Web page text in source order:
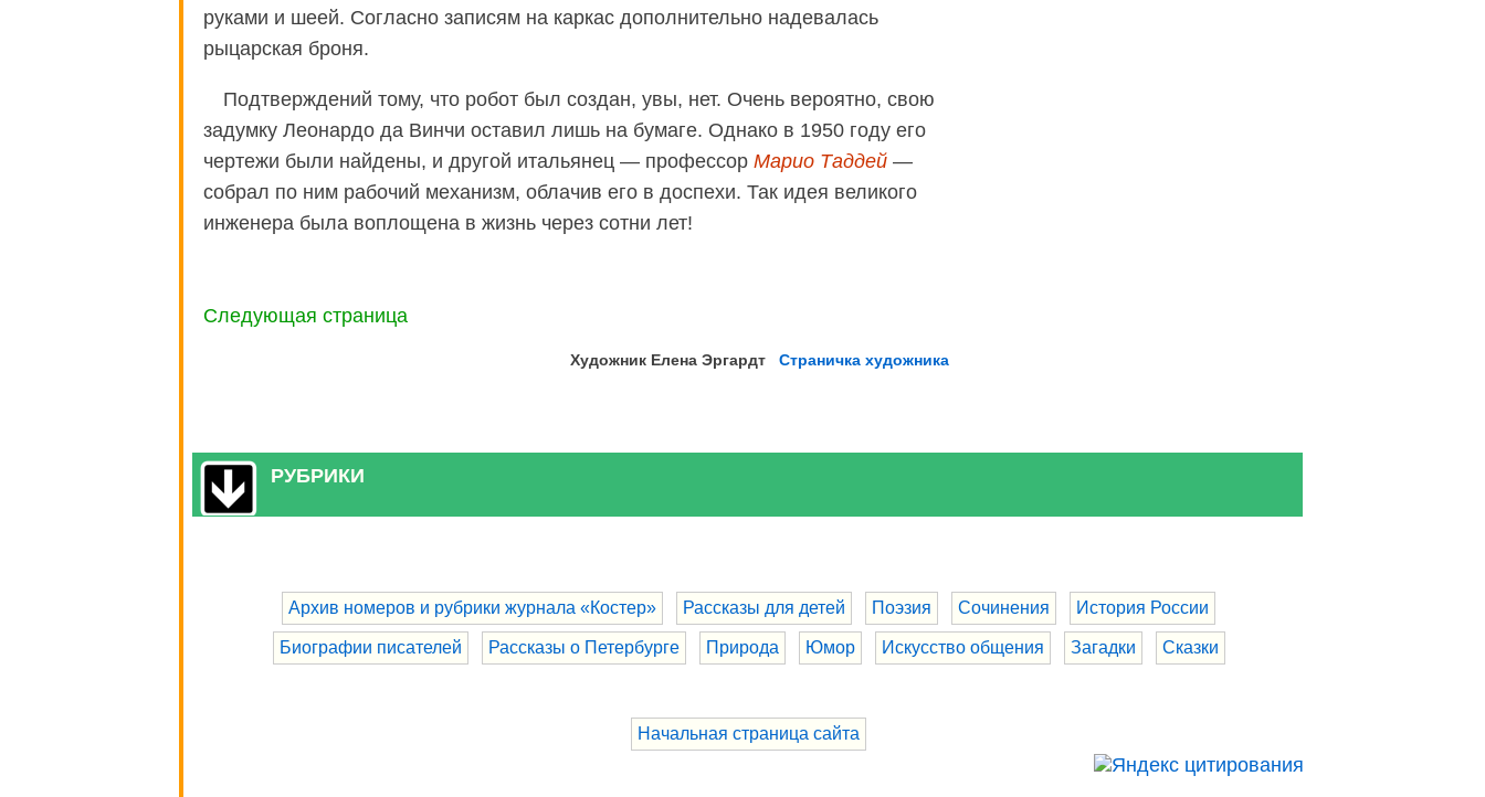
руками и шеей. Согласно записям на каркас дополнительно надевалась
рыцарская броня.
Подтверждений тому, что робот был создан, увы, нет. Очень вероятно, свою
задумку Леонардо да Винчи оставил лишь на бумаге. Однако в 1950 году его
чертежи были найдены, и другой итальянец — профессор Марио Таддей —
собрал по ним рабочий механизм, облачив его в доспехи. Так идея великого
инженера была воплощена в жизнь через сотни лет!
Следующая страница
Художник ЕленаЭргардт Страничка художника
РУБРИКИ
Архив номеров и рубрики журнала «Костер» Рассказы для детей Поэзия Сочинения История России
Биографии писателей Рассказы о Петербурге Природа Юмор Искусство общения Загадки Сказки
Начальная страница сайта